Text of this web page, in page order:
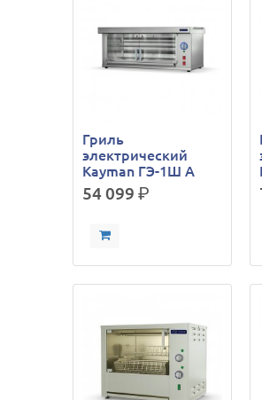
Гриль
электрический
Kayman ГЭ-1Ш A
54 099р.